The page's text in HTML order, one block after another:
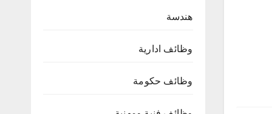
هندسة
وظائف ادارية
وظائف حكومة